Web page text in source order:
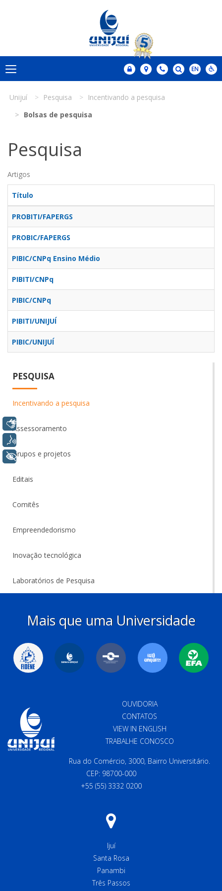
Unijuí Pesquisa
Incentivando a pesquisa
Bolsas de pesquisa
Pesquisa
Artigos
Título
PROBITI/FAPERGS
PROBIC/FAPERGS
PIBIC/CNPq Ensino Médio
PIBITI/CNPq
PIBIC/CNPq
PIBITI/UNIJUÍ
PIBIC/UNIJUÍ
PESQUISA
Incentivando a pesquisa
Assessoramento
Grupos e projetos
Editais
Comitês
Empreendedorismo
Inovação tecnológica
Laboratórios de Pesquisa
Mais que uma Universidade
OUVIDORIA
CONTATOS
VIEW IN ENGLISH
TRABALHE CONOSCO
Rua do Comércio, 3000, Bairro Universitário.
CEP: 98700-000
+55 (55) 3332 0200
Ijuí
Santa Rosa
Panambi
Três Passos
+ Acessibilidade